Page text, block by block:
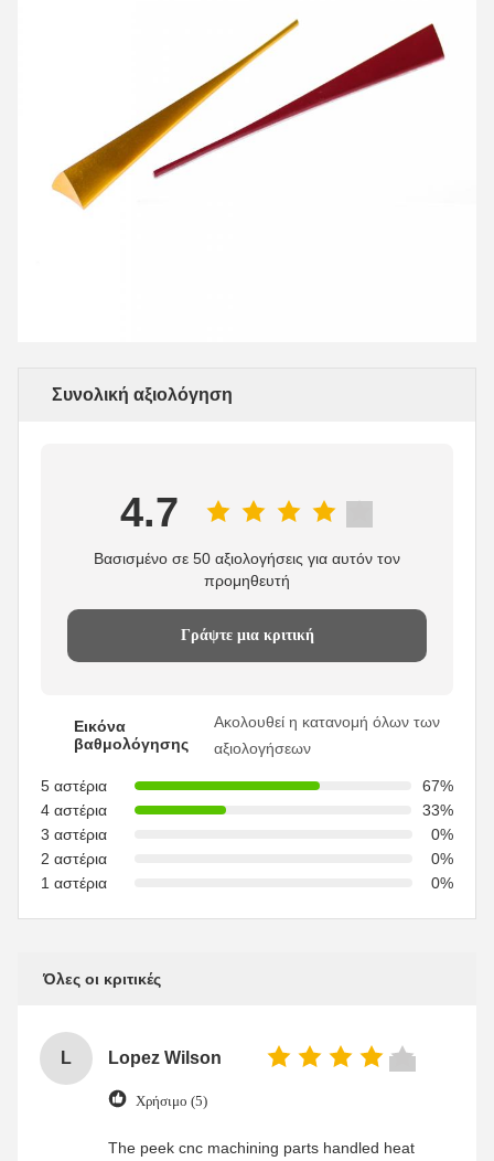
Συνολική αξιολόγηση
4.7
Βασισμένο σε 50 αξιολογήσεις για αυτόν τον
προμηθευτή
Γράψτε μια κριτική
Εικόνα
βαθμολόγησης
Ακολουθεί η κατανομή όλων των
αξιολογήσεων
5 αστέρια
67%
4 αστέρια
33%
3 αστέρια
0%
2 αστέρια
0%
1 αστέρια
0%
Όλες οι κριτικές
L Lopez Wilson
Χρήσιμο (5)
The peek cnc machining parts handled heat